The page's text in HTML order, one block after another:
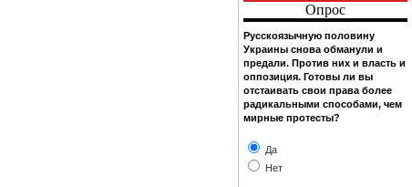
Опрос
Русскоязычную половину
Украины снова обманули и
предали. Против них и власть и
оппозиция. Готовы ли вы
отстаивать свои права более
радикальными способами, чем
мирные протесты?
Да
Нет